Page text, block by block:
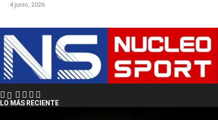
4 junio, 2026
LO MÁS RECIENTE